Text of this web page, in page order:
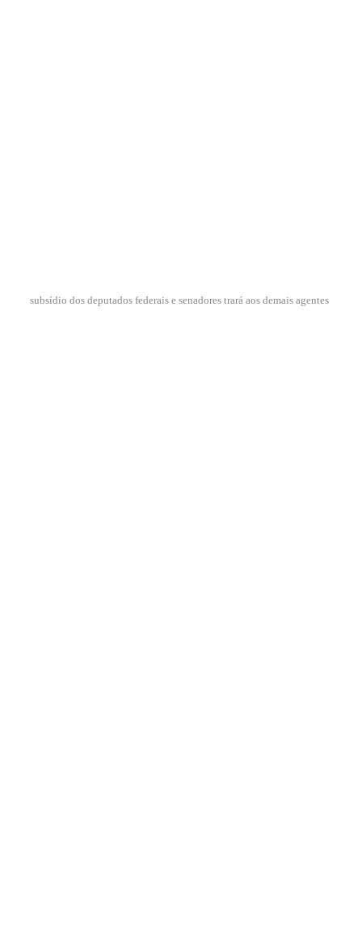
subsídio dos deputados federais e senadores trará aos demais agentes